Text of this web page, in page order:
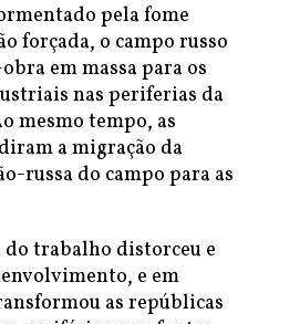
pela fome
forçada, o campo russo
em massa para os
nas periferias da
mesmo tempo, as
a migração da
russa do campo para as
trabalho distorceu e
e em
as repúblicas